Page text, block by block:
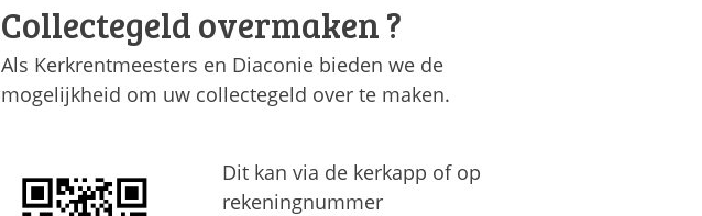
Collectegeld overmaken ?
Als Kerkrentmeesters en Diaconie bieden we de
mogelijkheid om uw collectegeld over te maken.
Dit kan via de kerkapp of op
rekeningnummer